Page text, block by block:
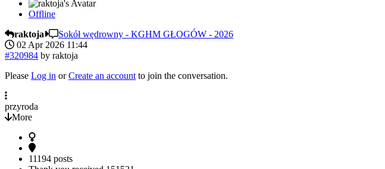
Offline
raktoja
Sokół wędrowny - KGHM GŁOGÓW - 2026
02 Apr 2026 11:44
#320984 by raktoja
Please Log in orCreate an account to join the conversation.
przyroda
More
11194 posts